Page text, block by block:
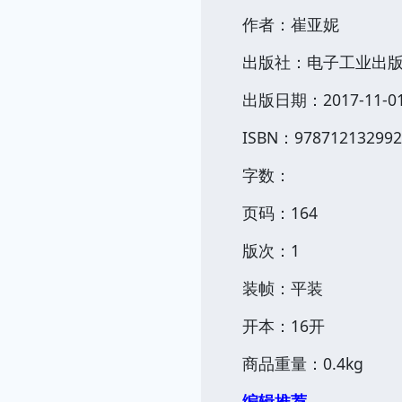
作者：崔亚妮
出版社：电子工业出
出版日期：2017-11-01
ISBN：
字数：
页码：164
版次：1
装帧：平装
开本：16开
商品重量：0.4kg